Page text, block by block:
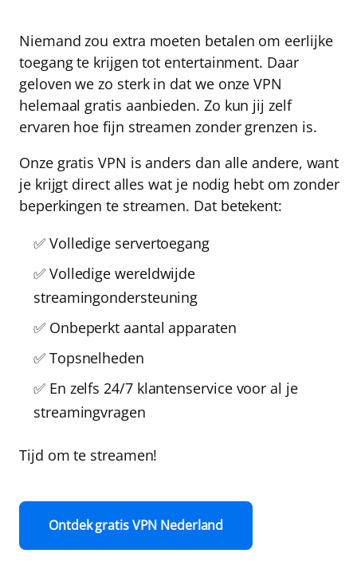
Niemand zou extra moeten betalen om eerlijke
toegang te krijgen tot entertainment. Daar
geloven we zo sterk in dat we onze VPN
helemaal gratis aanbieden. Zo kun jij zelf
ervaren hoe fijn streamen zonder grenzen is.
Onze gratis VPN is anders dan alle andere, want
je krijgt direct alles wat je nodig hebt om zonder
beperkingen te streamen. Dat betekent:
✅ Volledige servertoegang
✅ Volledige wereldwijde
streamingondersteuning
✅ Onbeperkt aantal apparaten
✅ Topsnelheden
✅ En zelfs 24/7 klantenservice voor al je
streamingvragen
Tijd om te streamen!
Ontdek gratis VPN Nederland